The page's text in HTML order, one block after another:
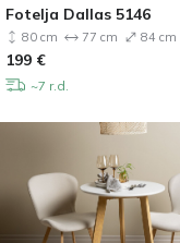
Fotelja Dallas 5146
80 cm 77 cm 84 cm
199 €
~7 r.d.